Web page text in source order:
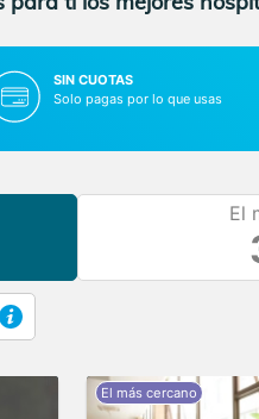
SIN CUOTAS
Solo pagas por lo que usas
El